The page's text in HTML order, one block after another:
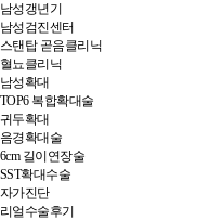
남성갱년기
남성검진센터
스탠탑 곧음클리닉
혈뇨클리닉
남성확대
TOP6 복합확대술
귀두확대
음경확대술
6cm 길이연장술
SST확대수술
자가진단
리얼수술후기